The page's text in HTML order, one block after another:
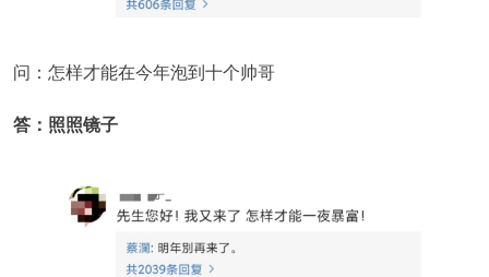
问：怎样才能在今年泡到十个帅哥
答：照照镜子